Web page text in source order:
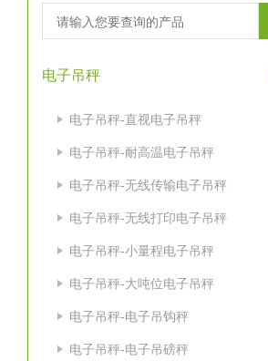
电子吊秤
电子吊秤-直视电子吊秤
电子吊秤-耐高温电子吊秤
电子吊秤-无线传输电子吊秤
电子吊秤-无线打印电子吊秤
电子吊秤-小量程电子吊秤
电子吊秤-大吨位电子吊秤
电子吊秤-电子吊钩秤
电子吊秤-电子吊磅秤